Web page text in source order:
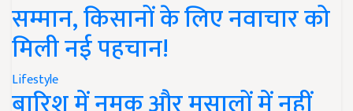
सम्मान, किसानों के लिए नवाचार को
मिली नई पहचान!
Lifestyle